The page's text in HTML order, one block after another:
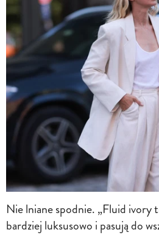
Nie lniane spodnie. „Fluid ivory
bardziej luksusowo i pasują do